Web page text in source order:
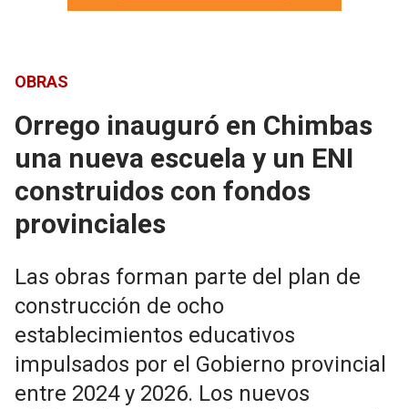
OBRAS
Orrego inauguró en Chimbas
una nueva escuela y un ENI
construidos con fondos
provinciales
Las obras forman parte del plan de
construcción de ocho
establecimientos educativos
impulsados por el Gobierno provincial
entre 2024 y 2026. Los nuevos